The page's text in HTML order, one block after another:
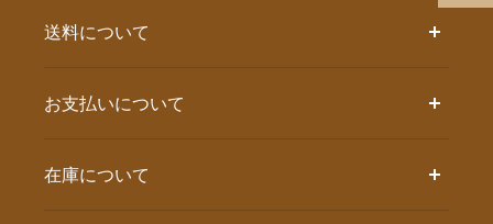
送料について
お支払いについて
在庫について